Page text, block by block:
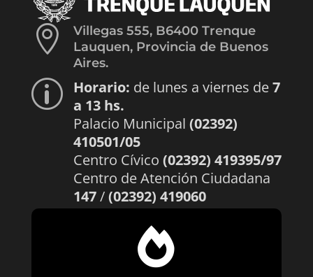

Villegas 555, B6400 Trenque
Lauquen, Provincia de Buenos
Aires.
p Horario: de lunes a viernes de7
a 13 hs.
Palacio Municipal (02392)
410501/05
Centro Cívico (02392) 419395/97
Centro de Atención Ciudadana
147/(02392) 419060
